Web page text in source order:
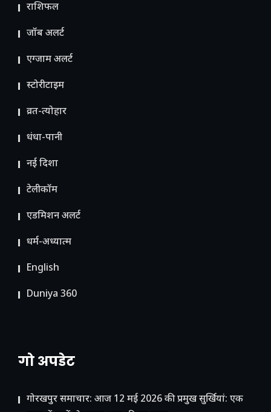
राशिफल
जॉब अलर्ट
एग्जाम अलर्ट
स्टोरीटाइम
व्रत-त्योहार
धंधा-पानी
नई दिशा
टेलीकॉम
ए​डमिशन अलर्ट
धर्म-अध्यात्म
English
Duniya 360
गो अपडेट
गोरखपुर समाचार: आज 12 मई 2026 की प्रमुख सुर्खियां: एक